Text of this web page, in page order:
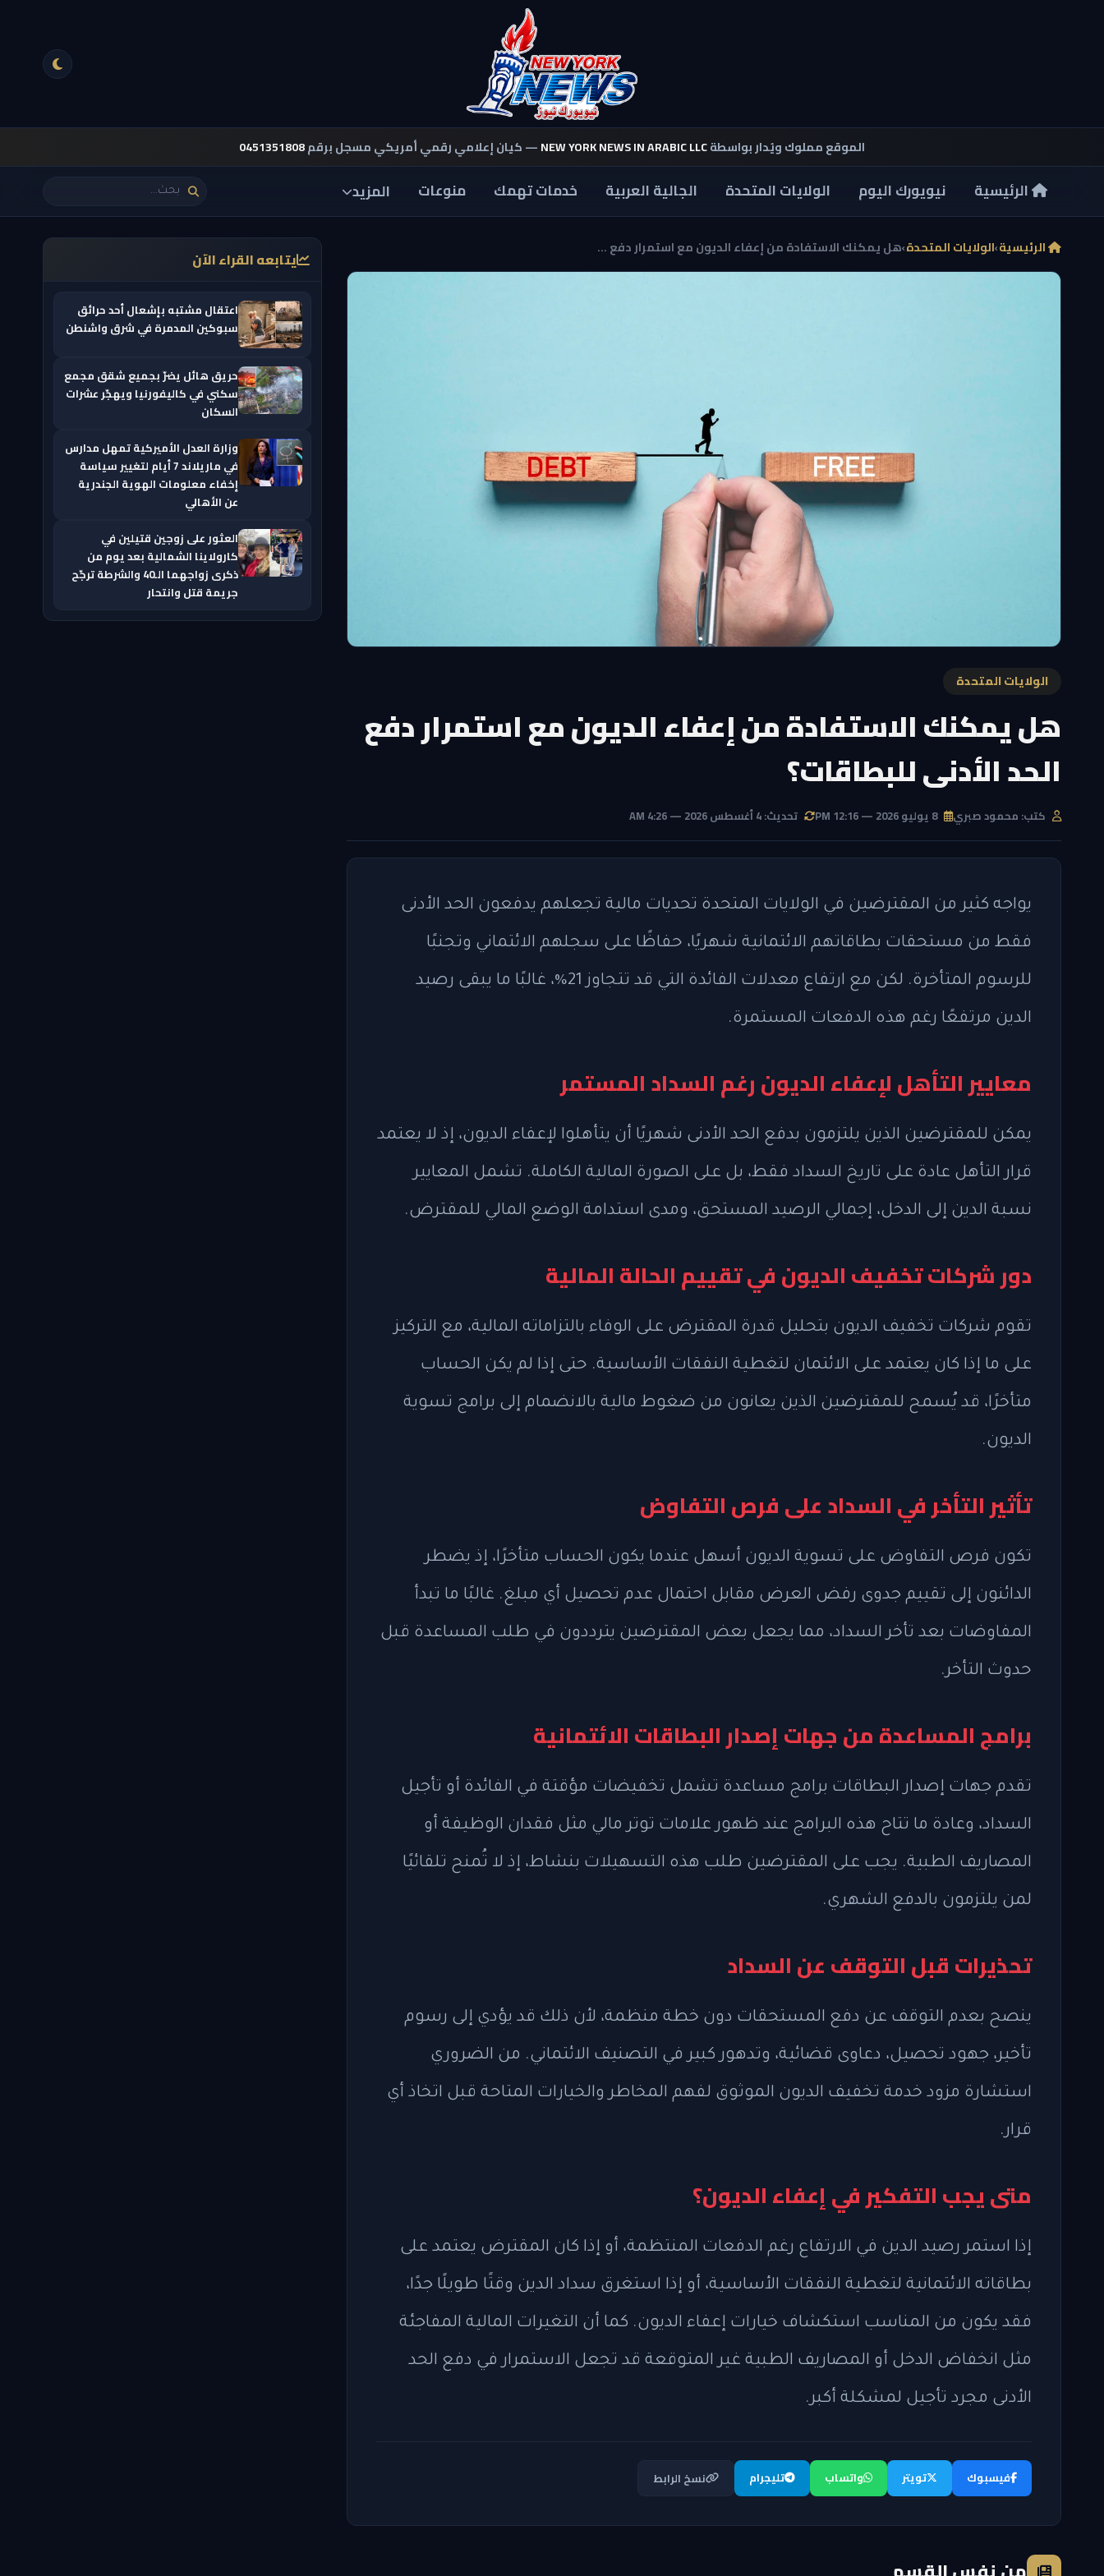
الموقع مملوك ويُدار بواسطةNEW YORK NEWS IN ARABIC LLC— كيان إعلامي رقمي أمريكي مسجل برقم0451351808
الرئيسية نيويورك اليوم الولايات المتحدة الجالية العربية خدمات تهمك منوعات المزيد
الرئيسية›الولايات المتحدة›هل يمكنك الاستفادة من إعفاء الديون مع استمرار دفع ...
الولايات المتحدة
هل يمكنك الاستفادة من إعفاء الديون مع استمرار دفع
الحد الأدنى للبطاقات؟
كتب: محمود صبري 8 يوليو 2026 — 12:16 PM تحديث: 4 أغسطس 2026 — 4:26 AM
يواجه كثير من المقترضين في الولايات المتحدة تحديات مالية تجعلهم يدفعون الحد الأدنى
فقط من مستحقات بطاقاتهم الائتمانية شهريًا، حفاظًا على سجلهم الائتماني وتجنبًا
للرسوم المتأخرة. لكن مع ارتفاع معدلات الفائدة التي قد تتجاوز 21%، غالبًا ما يبقى رصيد
الدين مرتفعًا رغم هذه الدفعات المستمرة.
معايير التأهل لإعفاء الديون رغم السداد المستمر
يمكن للمقترضين الذين يلتزمون بدفع الحد الأدنى شهريًا أن يتأهلوا لإعفاء الديون، إذ لا يعتمد
قرار التأهل عادة على تاريخ السداد فقط، بل على الصورة المالية الكاملة. تشمل المعايير
نسبة الدين إلى الدخل، إجمالي الرصيد المستحق، ومدى استدامة الوضع المالي للمقترض.
دور شركات تخفيف الديون في تقييم الحالة المالية
تقوم شركات تخفيف الديون بتحليل قدرة المقترض على الوفاء بالتزاماته المالية، مع التركيز
على ما إذا كان يعتمد على الائتمان لتغطية النفقات الأساسية. حتى إذا لم يكن الحساب
متأخرًا، قد يُسمح للمقترضين الذين يعانون من ضغوط مالية بالانضمام إلى برامج تسوية
الديون.
تأثير التأخر في السداد على فرص التفاوض
تكون فرص التفاوض على تسوية الديون أسهل عندما يكون الحساب متأخرًا، إذ يضطر
الدائنون إلى تقييم جدوى رفض العرض مقابل احتمال عدم تحصيل أي مبلغ. غالبًا ما تبدأ
المفاوضات بعد تأخر السداد، مما يجعل بعض المقترضين يترددون في طلب المساعدة قبل
حدوث التأخر.
برامج المساعدة من جهات إصدار البطاقات الائتمانية
تقدم جهات إصدار البطاقات برامج مساعدة تشمل تخفيضات مؤقتة في الفائدة أو تأجيل
السداد، وعادة ما تتاح هذه البرامج عند ظهور علامات توتر مالي مثل فقدان الوظيفة أو
المصاريف الطبية. يجب على المقترضين طلب هذه التسهيلات بنشاط، إذ لا تُمنح تلقائيًا
لمن يلتزمون بالدفع الشهري.
تحذيرات قبل التوقف عن السداد
ينصح بعدم التوقف عن دفع المستحقات دون خطة منظمة، لأن ذلك قد يؤدي إلى رسوم
تأخير، جهود تحصيل، دعاوى قضائية، وتدهور كبير في التصنيف الائتماني. من الضروري
استشارة مزود خدمة تخفيف الديون الموثوق لفهم المخاطر والخيارات المتاحة قبل اتخاذ أي
قرار.
متى يجب التفكير في إعفاء الديون؟
إذا استمر رصيد الدين في الارتفاع رغم الدفعات المنتظمة، أو إذا كان المقترض يعتمد على
بطاقاته الائتمانية لتغطية النفقات الأساسية، أو إذا استغرق سداد الدين وقتًا طويلًا جدًا،
فقد يكون من المناسب استكشاف خيارات إعفاء الديون. كما أن التغيرات المالية المفاجئة
مثل انخفاض الدخل أو المصاريف الطبية غير المتوقعة قد تجعل الاستمرار في دفع الحد
الأدنى مجرد تأجيل لمشكلة أكبر.
فيسبوك تويتر واتساب تليجرام نسخ الرابط
يتابعه القراء الآن
اعتقال مشتبه بإشعال أحد حرائق
سبوكين المدمرة في شرق واشنطن
حريق هائل يضرّ بجميع شقق مجمع
سكني في كاليفورنيا ويهجّر عشرات
السكان
وزارة العدل الأميركية تمهل مدارس
في ماريلاند 7 أيام لتغيير سياسة
إخفاء معلومات الهوية الجندرية
عن الأهالي
العثور على زوجين قتيلين في
كارولاينا الشمالية بعد يوم من
ذكرى زواجهما الـ40 والشرطة ترجّح
جريمة قتل وانتحار